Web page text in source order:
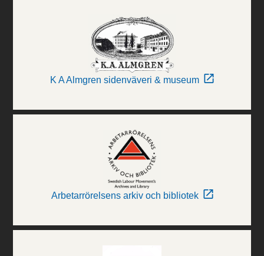
K A Almgren sidenväveri & museum
Arbetarrörelsens arkiv och bibliotek